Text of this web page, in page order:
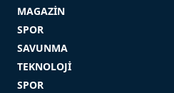
MAGAZİN
SPOR
SAVUNMA
TEKNOLOJİ
SPOR